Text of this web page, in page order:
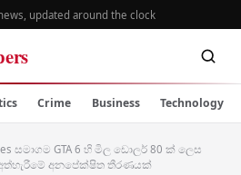
news, updated around the clock
Crime Business Technology
සමාගම GTA 6 හි මිල ඩොලර් 80 ක් ලෙස
අනපේක්ෂිත තීරණයක්